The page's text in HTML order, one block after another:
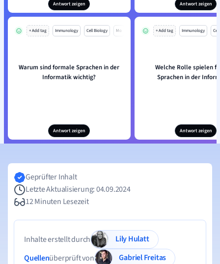
Antwort zeigen Antwort zeigen
+ Add tag Immunology Cell Biology Mo
Warum sind formale Sprachen in der
Informatik wichtig?
Antwort zeigen
+ Add tag Immunology
Welche Rolle spielen
Sprachen in der
Antwort zeigen
Geprüfter Inhalt
Letzte Aktualisierung: 04.09.2024
12 Minuten Lesezeit
Inhalte erstellt durch
Lily Hulatt
Quellenüberprüft von
Gabriel Freitas